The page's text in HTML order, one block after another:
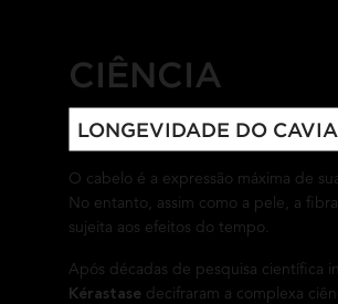
CIÊNCIA
LONGEVIDADE DO
O cabelo é a expressão máxima de
No entanto, assim como a pele, a
sujeita aos efeitos do tempo.
Após décadas de pesquisa científica
Kérastase decifraram a complexa